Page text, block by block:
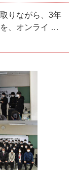
りながら、3年
、オンライ …